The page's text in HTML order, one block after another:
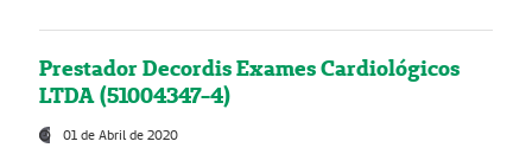
Prestador Decordis Exames Cardiológicos
LTDA (51004347-4)
01 de Abril de 2020